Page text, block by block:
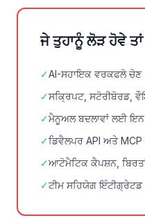
ਜੇ ਤੁਹਾਨੂੰ ਲੋੜ ਹੋਵੇ
✓AI-ਸਹਾਇਕ ਵਰਕਫਲੋ ਚੋਣ
✓ਸਕ੍ਰਿਪਟ, ਸਟੋਰੀਬੋਰਡ,
✓ਮੈਨੂਅਲ ਬਦਲਾਵਾਂ ਲਈ
✓ਡਿਵੈਲਪਰ API ਅਤੇ
✓ਆਟੋਮੈਟਿਕ ਕੈਪਸ਼ਨ,
✓ਟੀਮ ਸਹਿਯੋਗ ਇੰਟੀਗ੍ਰੇਟਡ